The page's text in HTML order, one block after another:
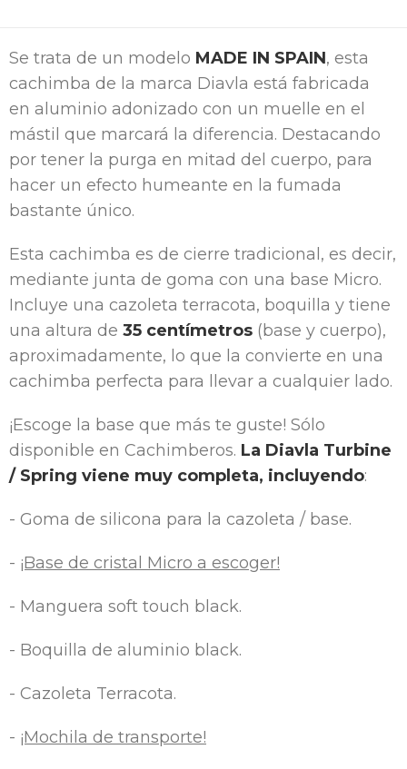
Se trata de un modelo MADE IN SPAIN, esta
cachimba de la marca Diavla está fabricada
en aluminio adonizado con un muelle en el
mástil que marcará la diferencia. Destacando
por tener la purga en mitad del cuerpo, para
hacer un efecto humeante en la fumada
bastante único.
Esta cachimba es de cierre tradicional, es decir,
mediante junta de goma con una base Micro.
Incluye una cazoleta terracota, boquilla y tiene
una altura de 35 centímetros (base y cuerpo),
aproximadamente, lo que la convierte en una
cachimba perfecta para llevar a cualquier lado.
¡Escoge la base que más te guste! Sólo
disponible en Cachimberos. La Diavla Turbine
/ Spring viene muy completa, incluyendo:
- Goma de silicona para la cazoleta / base.
- ¡Base de cristal Micro a escoger!
- Manguera soft touch black.
- Boquilla de aluminio black.
- Cazoleta Terracota.
- ¡Mochila de transporte!